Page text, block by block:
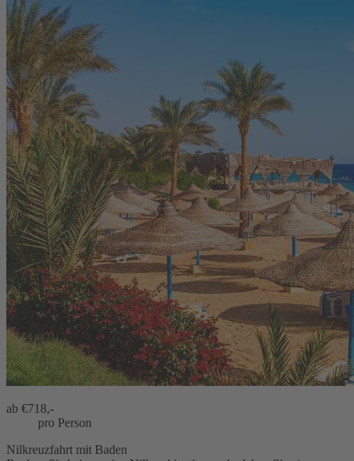
ab €718,-
pro Person
Nilkreuzfahrt mit Baden